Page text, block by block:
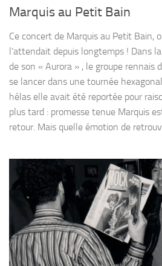
Marquis au Petit Bain
Ce concert de Marquis au Petit Bain,
l’attendait depuis longtemps ! Dans
de son « Aurora » , le groupe rennais
se lancer dans une tournée
hélas elle avait été reportée pour
plus tard : promesse tenue Marquis
retour. Mais quelle émotion de